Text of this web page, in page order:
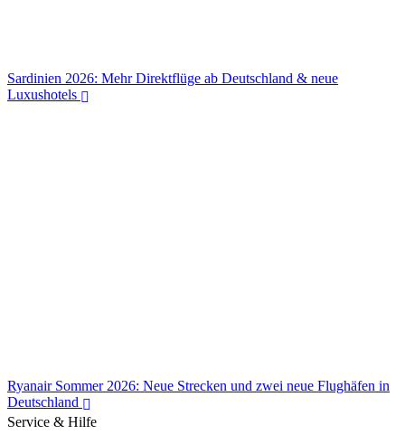
Sardinien 2026: Mehr Direktflüge ab Deutschland & neue
Luxushotels
Ryanair Sommer 2026: Neue Strecken und zwei neue Flughäfen in
Deutschland
Service & Hilfe